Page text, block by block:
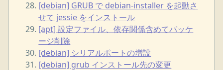
[debian] GRUB で debian-installer を起動さ
せて jessie をインストール
[apt] 設定ファイル、依存関係含めてパッケ
ージ削除
[debian] シリアルポートの増設
[debian] grub インストール先の変更